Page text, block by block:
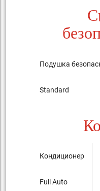
Подушка
Standard
Кондиционер
Full Auto